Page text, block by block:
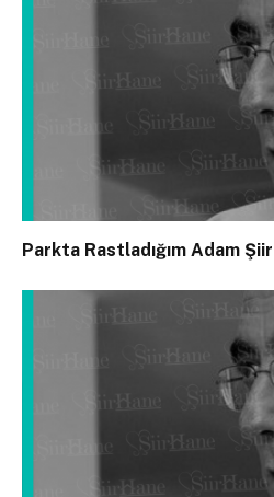
Parkta Rastladığım Adam